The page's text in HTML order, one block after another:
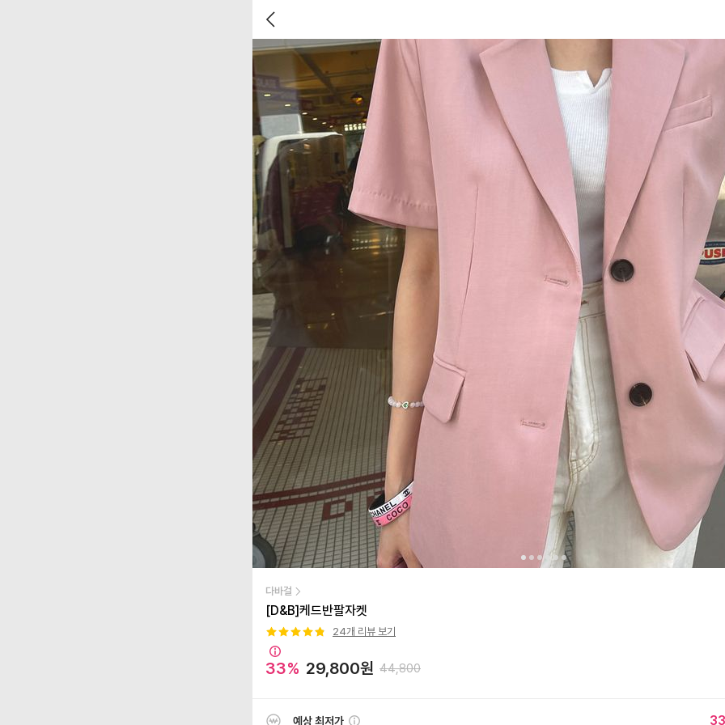
다바걸
[D&B]케드반팔자켓
24개 리뷰 보기
33% 29,800원 44,800
예상 최저가 33